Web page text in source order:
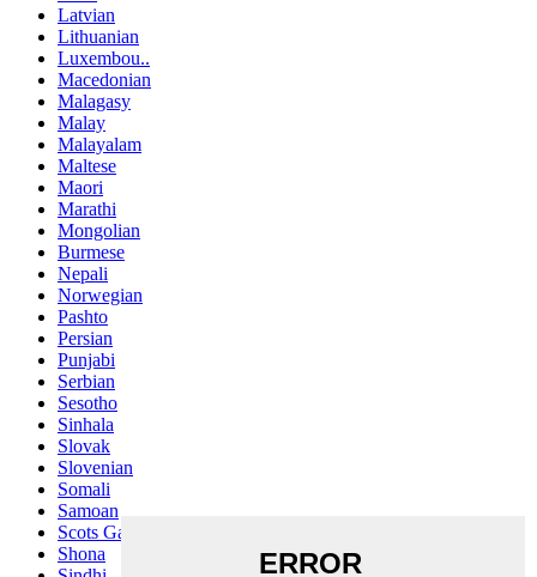
Latvian
Lithuanian
Luxembou..
Macedonian
Malagasy
Malay
Malayalam
Maltese
Maori
Marathi
Mongolian
Burmese
Nepali
Norwegian
Pashto
Persian
Punjabi
Serbian
Sesotho
Sinhala
Slovak
Slovenian
Somali
Samoan
Scots Gaelic
Shona